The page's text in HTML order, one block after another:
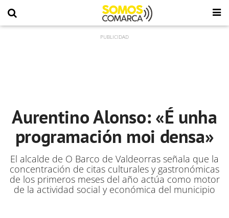
Aurentino Alonso: «É unha
programación moi densa»
El alcalde de O Barco de Valdeorras señala que la
concentración de citas culturales y gastronómicas
de los primeros meses del año actúa como motor
de la actividad social y económica del municipio